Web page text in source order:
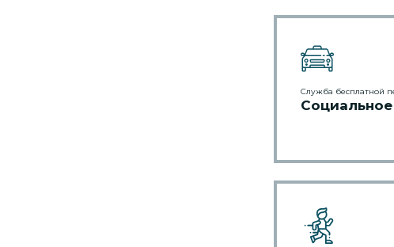
Служба бесплатной
Социальное